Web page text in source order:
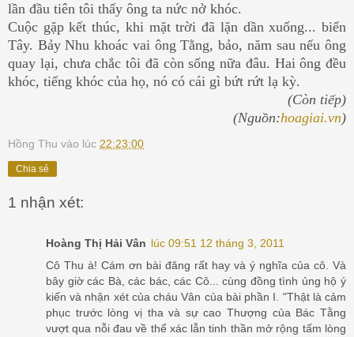
lần đầu tiên tôi thấy ông ta nức nở khóc.
Cuộc gặp kết thúc, khi mặt trời đã lặn dần xuống... biển
Tây. Bảy Nhu khoác vai ông Tằng, bảo, năm sau nếu ông
quay lại, chưa chắc tôi đã còn sống nữa đâu. Hai ông đều
khóc, tiếng khóc của họ, nó có cái gì bứt rứt lạ kỳ.
(Còn tiếp)
(Nguồn:hoagiai.vn)
Hồng Thu vào lúc 22:23:00
Chia sẻ
1 nhận xét:
Hoàng Thị Hải Vân lúc 09:51 12 tháng 3, 2011
Cô Thu à! Cám ơn bài đăng rất hay và ý nghĩa của cô. Và
bây giờ các Bà, các bác, các Cô... cùng đồng tình ủng hộ ý
kiến và nhận xét của cháu Vân của bài phần I. "Thật là cảm
phục trước lòng vị tha và sự cao Thượng của Bác Tằng
vượt qua nỗi đau về thể xác lẫn tinh thần mở rộng tấm lòng